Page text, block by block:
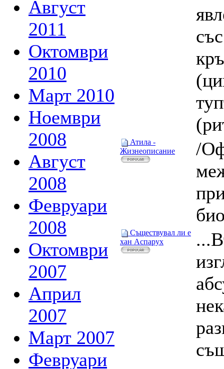
Август
2011
Октомври
2010
Март 2010
Ноември
2008
Август
2008
Февруари
2008
Октомври
2007
Април
2007
Март 2007
Февруари
Атила -
Жизнеописание
/
Съществувал ли е
хан Аспарух